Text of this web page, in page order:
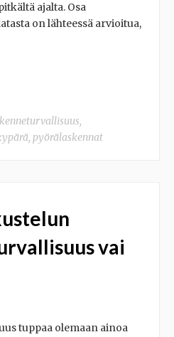
ajalta. Osa
on lähteessä arvioitua,
,
, pyörälaskennat
vai
tuppaa olemaan ainoa